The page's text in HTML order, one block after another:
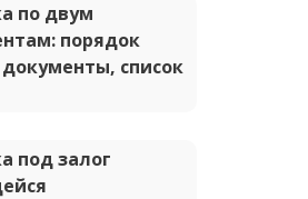
по двум
порядок
список
под залог